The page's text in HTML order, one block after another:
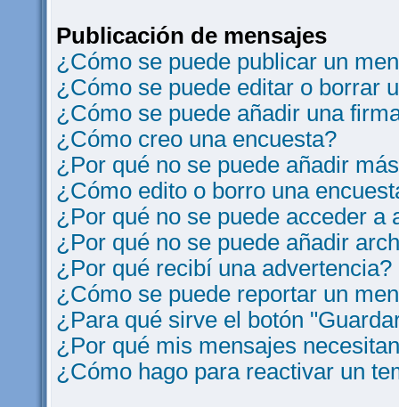
Publicación de mensajes
¿Cómo se puede publicar un
¿Cómo se puede editar o borrar
¿Cómo se puede añadir una
¿Cómo creo una encuesta?
¿Por qué no se puede añadir
¿Cómo edito o borro una
¿Por qué no se puede acceder a
¿Por qué no se puede añadir
¿Por qué recibí una advertencia?
¿Cómo se puede reportar un
¿Para qué sirve el botón
¿Por qué mis mensajes
¿Cómo hago para reactivar un